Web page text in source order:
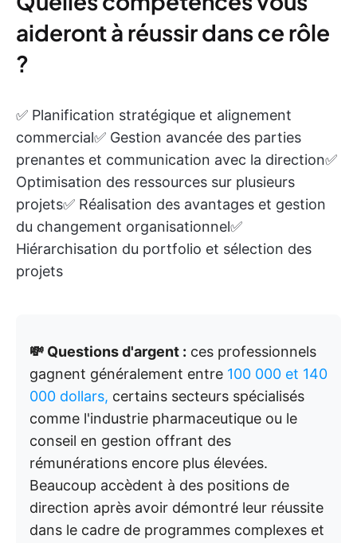
aideront à réussir dans ce rôle
?
✅ Planification stratégique et alignement
commercial✅ Gestion avancée des parties
prenantes et communication avec la direction✅
Optimisation des ressources sur plusieurs
projets✅ Réalisation des avantages et gestion
du changement organisationnel✅
Hiérarchisation du portfolio et sélection des
projets
💸 Questions d'argent : ces professionnels
gagnent généralement entre 100 000 et 140
000 dollars, certains secteurs spécialisés
comme l'industrie pharmaceutique ou le
conseil en gestion offrant des
rémunérations encore plus élevées.
Beaucoup accèdent à des positions de
direction après avoir démontré leur réussite
dans le cadre de programmes complexes et